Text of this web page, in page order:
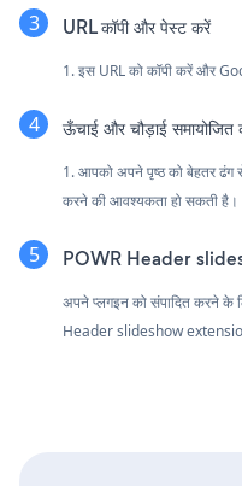
URL कॉपी और पेस्ट करें
1. इस URL को कॉपी करें और
ऊँचाई और चौड़ाई समायोजित
1. आपको अपने पृष्ठ को बेहतर ढंग
करने की आवश्यकता हो सकती है।
POWR Header
अपने प्लगइन को संपादित करने के
Header slideshow